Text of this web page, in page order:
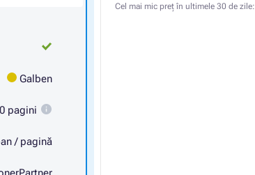
Cel mai mic preț în ultimele 30 de zile:
Galben
pagini
/ pagină